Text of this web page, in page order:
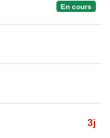
En cours
3j